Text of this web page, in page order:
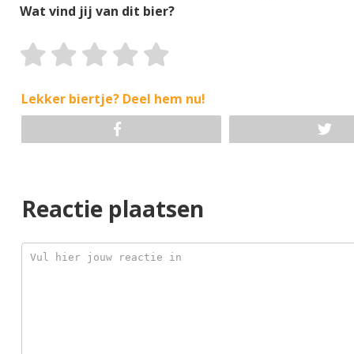
Wat vind jij van dit bier?
Lekker biertje? Deel hem nu!
Reactie plaatsen